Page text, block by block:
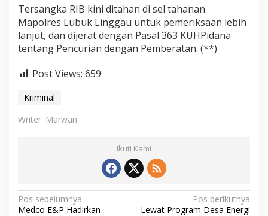
Tersangka RIB kini ditahan di sel tahanan
Mapolres Lubuk Linggau untuk pemeriksaan lebih
lanjut, dan dijerat dengan Pasal 363 KUHPidana
tentang Pencurian dengan Pemberatan. (**)
Post Views: 659
Kriminal
Writer: Marwan
Ikuti Kami
N
Pos sebelumnya
Medco E&P Hadirkan
Pos berikutnya
Lewat Program Desa Energi